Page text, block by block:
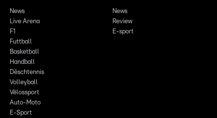
News
Live Arena
F1
Futtball
Basketball
Handball
Dëschtennis
Volleyball
Vëlossport
Auto-Moto
E-Sport
News
Review
E-sport